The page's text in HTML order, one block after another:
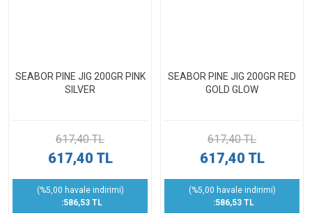
SEABOR PINE JIG 200GR PINK
SILVER
617,40 TL
617,40 TL
(%5,00 havale indirimi)
:586,53 TL
SEABOR PINE JIG 200GR RED
GOLD GLOW
617,40 TL
617,40 TL
(%5,00 havale indirimi)
:586,53 TL